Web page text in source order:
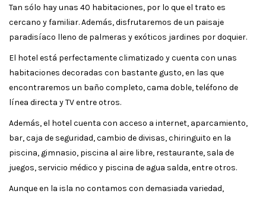
Tan sólo hay unas 40 habitaciones, por lo que el trato es
cercano y familiar. Además, disfrutaremos de un paisaje
paradisíaco lleno de palmeras y exóticos jardines por doquier.
El hotel está perfectamente climatizado y cuenta con unas
habitaciones decoradas con bastante gusto, en las que
encontraremos un baño completo, cama doble, teléfono de
línea directa y TV entre otros.
Además, el hotel cuenta con acceso a internet, aparcamiento,
bar, caja de seguridad, cambio de divisas, chiringuito en la
piscina, gimnasio, piscina al aire libre, restaurante, sala de
juegos, servicio médico y piscina de agua salda, entre otros.
Aunque en la isla no contamos con demasiada variedad,